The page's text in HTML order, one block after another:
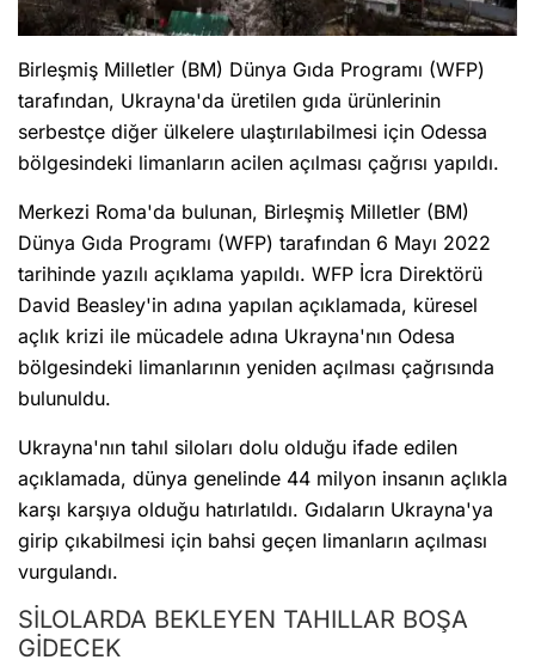
Birleşmiş Milletler (BM) Dünya Gıda Programı (WFP)
tarafından, Ukrayna'da üretilen gıda ürünlerinin
serbestçe diğer ülkelere ulaştırılabilmesi için Odessa
bölgesindeki limanların acilen açılması çağrısı yapıldı.
Merkezi Roma'da bulunan, Birleşmiş Milletler (BM)
Dünya Gıda Programı (WFP) tarafından 6 Mayı 2022
tarihinde yazılı açıklama yapıldı. WFP İcra Direktörü
David Beasley'in adına yapılan açıklamada, küresel
açlık krizi ile mücadele adına Ukrayna'nın Odesa
bölgesindeki limanlarının yeniden açılması çağrısında
bulunuldu.
Ukrayna'nın tahıl siloları dolu olduğu ifade edilen
açıklamada, dünya genelinde 44 milyon insanın açlıkla
karşı karşıya olduğu hatırlatıldı. Gıdaların Ukrayna'ya
girip çıkabilmesi için bahsi geçen limanların açılması
vurgulandı.
SİLOLARDA BEKLEYEN TAHILLAR BOŞA
GİDECEK